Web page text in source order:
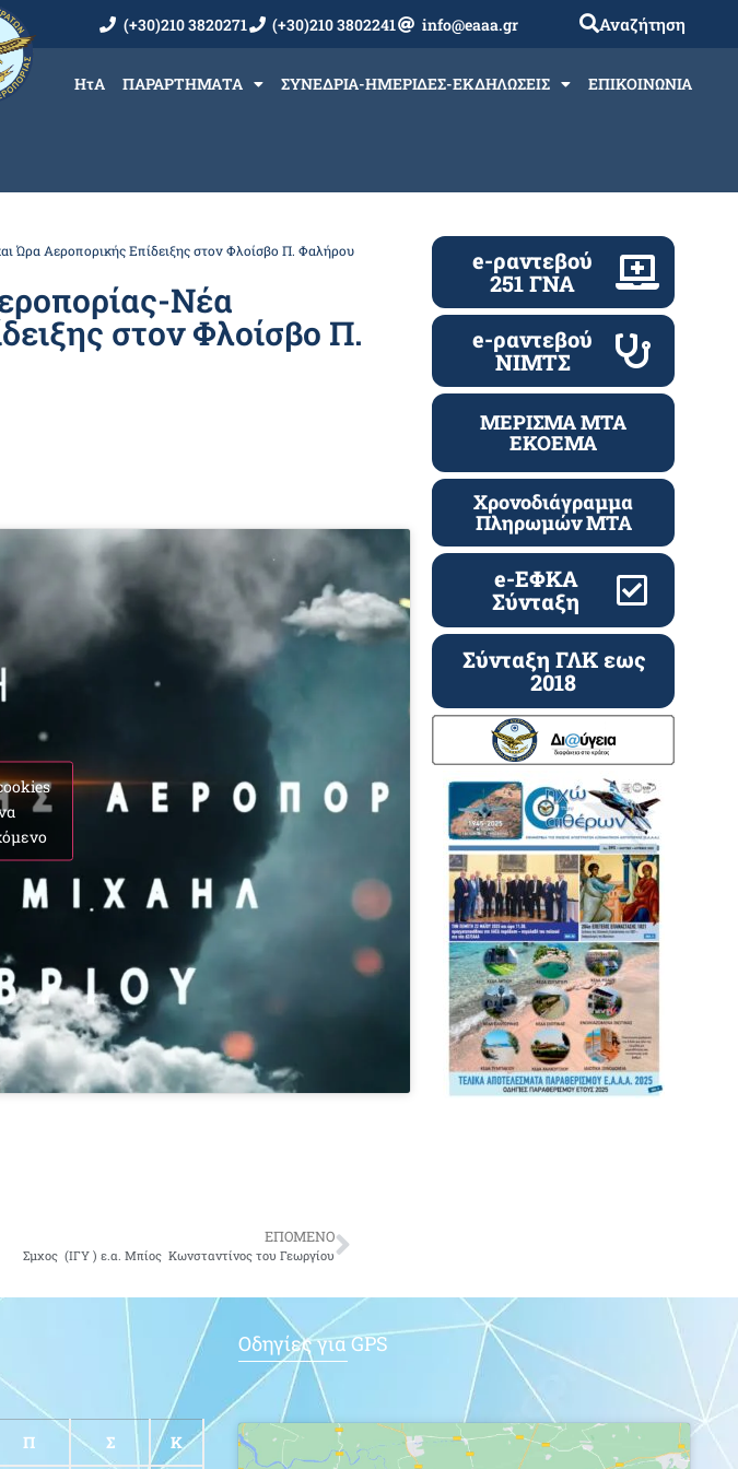
(+30)210 3820271 (+30)210 3802241 info@eaaa.gr Αναζήτηση
ΗτΑ ΠΑΡΑΡΤΗΜΑΤΑ ΣΥΝΕΔΡΙΑ-ΗΜΕΡΙΔΕΣ-ΕΚΔΗΛΩΣΕΙΣ ΕΠΙΚΟΙΝΩΝΙΑ
Ώρα Αεροπορικής Επίδειξης στον Φλοίσβο Π. Φαλήρου
Νέα
στον Φλοίσβο Π.
e-ραντεβού
251 ΓΝΑ
e-ραντεβού
ΝΙΜΤΣ
ΜΕΡΙΣΜΑ ΜΤΑ
ΕΚΟΕΜΑ
Χρονοδιάγραμμα
Πληρωμών ΜΤΑ
e-ΕΦΚΑ
Σύνταξη
Σύνταξη ΓΛΚ εως
2018
ΕΠΟΜΕΝΟ
Σμχος (ΙΓΥ ) ε.α. Μπίος Κωνσταντίνος του Γεωργίου
Π Σ Κ
Οδηγίες για GPS